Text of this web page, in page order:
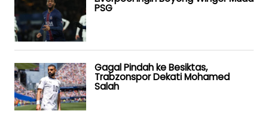
PSG
Gagal Pindah ke Besiktas,
Trabzonspor Dekati Mohamed
Salah